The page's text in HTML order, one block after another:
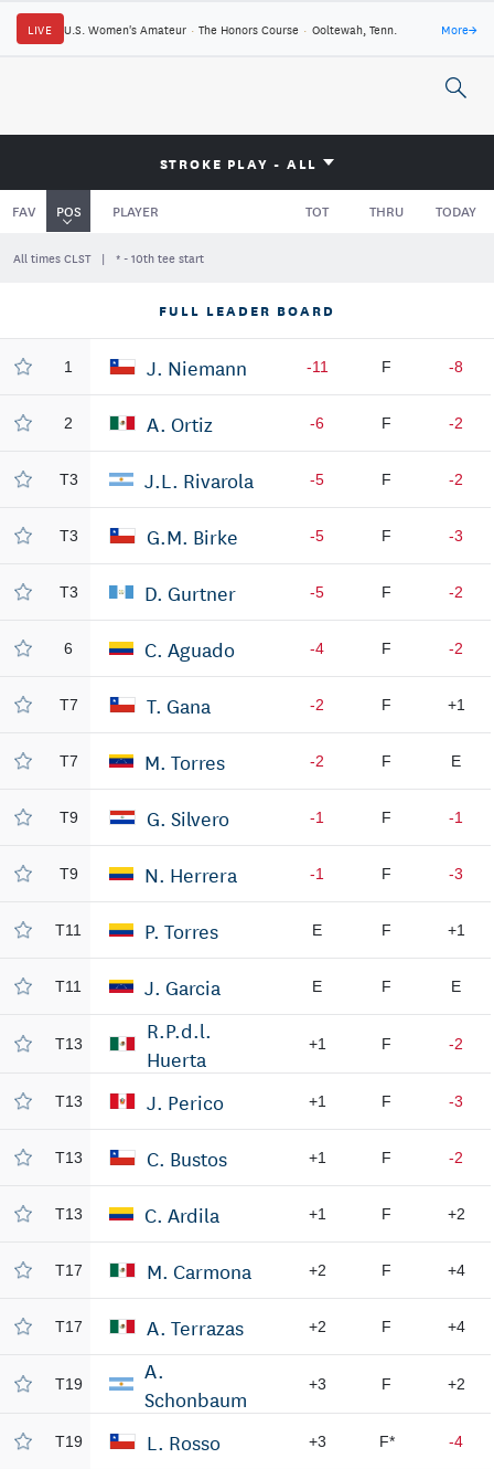
LIVE U.S. Women's Amateur · The Honors Course · Ooltewah, Tenn. More→
STROKE PLAY - ALL
FAV POS PLAYER TOT THRU TODAY
All times CLST * - 10th tee start
FULL LEADER BOARD
1 J. Niemann -11 F -8
2 A. Ortiz -6 F -2
T3 J.L. Rivarola -5 F -2
T3 G.M. Birke -5 F -3
T3 D. Gurtner -5 F -2
6 C. Aguado -4 F -2
T7 T. Gana -2 F +1
T7 M. Torres -2 F E
T9 G. Silvero -1 F -1
T9 N. Herrera -1 F -3
T11 P. Torres E F +1
T11 J. Garcia E F E
T13
R.P.d.l.
Huerta
+1 F -2
T13 J. Perico +1 F -3
T13 C. Bustos +1 F -2
T13 C. Ardila +1 F +2
T17 M. Carmona +2 F +4
T17 A. Terrazas +2 F +4
T19
A.
Schonbaum
+3 F +2
T19 L. Rosso +3 F* -4